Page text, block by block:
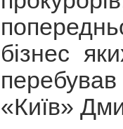
бізнес
перебував
«Київ»